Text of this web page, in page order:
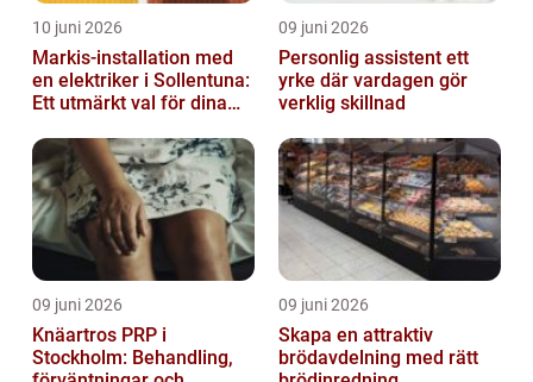
10 juni 2026
Markis-installation med
en elektriker i Sollentuna:
Ett utmärkt val för dina
09 juni 2026
Personlig assistent ett
yrke där vardagen gör
verklig skillnad
09 juni 2026
Knäartros PRP i
Stockholm: Behandling,
09 juni 2026
Skapa en attraktiv
brödavdelning med rätt